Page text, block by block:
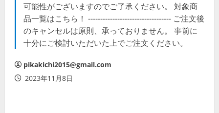
可能性がございますのでご了承ください。 対象商
品一覧はこちら！ ---------------------------------- ご注文後
のキャンセルは原則、承っておりません。 事前に
十分にご検討いただいた上でご注文ください。
pikakichi2015@gmail.com
2023年11月8日